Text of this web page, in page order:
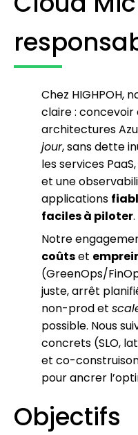
Chez HIGHPOH,
claire :
architectures
jour, sans dette
les services
et une
applications
faciles à piloter.
Notre
coûtset
(GreenOps/
juste, arrêt
non-prod et
possible. Nous
concrets (SLO,
et co-
pour ancrer
Objectifs